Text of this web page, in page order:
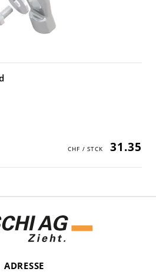
31.35
ADRESSE